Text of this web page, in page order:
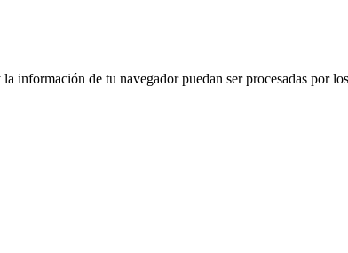
información de tu navegador puedan ser procesadas por